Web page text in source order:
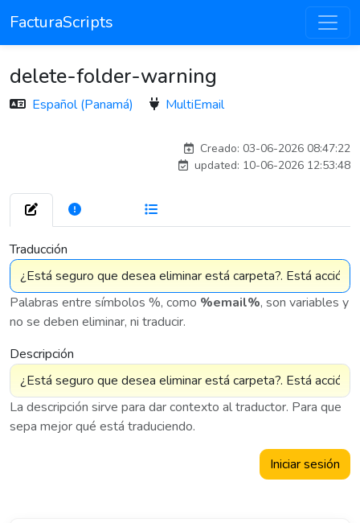
FacturaScripts
delete-folder-warning
Español (Panamá) MultiEmail
Creado: 03-06-2026 08:47:22
updated: 10-06-2026 12:53:48
Traducción
Palabras entre símbolos %, como %email%, son variables y
no se deben eliminar, ni traducir.
Descripción
La descripción sirve para dar contexto al traductor. Para que
sepa mejor qué está traduciendo.
Iniciar sesión